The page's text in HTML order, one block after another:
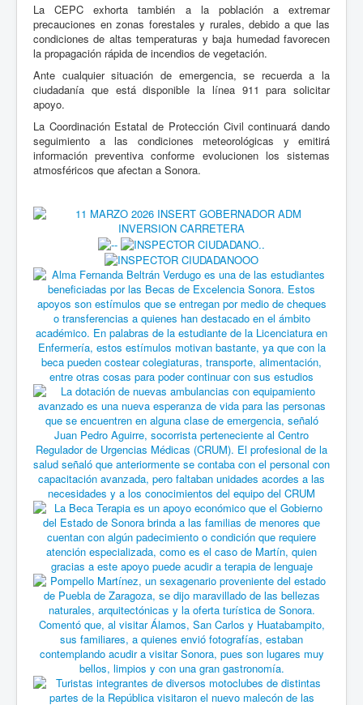
La CEPC exhorta también a la población a extremar
precauciones en zonas forestales y rurales, debido a que las
condiciones de altas temperaturas y baja humedad favorecen
la propagación rápida de incendios de vegetación.
Ante cualquier situación de emergencia, se recuerda a la
ciudadanía que está disponible la línea 911 para solicitar
apoyo.
La Coordinación Estatal de Protección Civil continuará dando
seguimiento a las condiciones meteorológicas y emitirá
información preventiva conforme evolucionen los sistemas
atmosféricos que afectan a Sonora.